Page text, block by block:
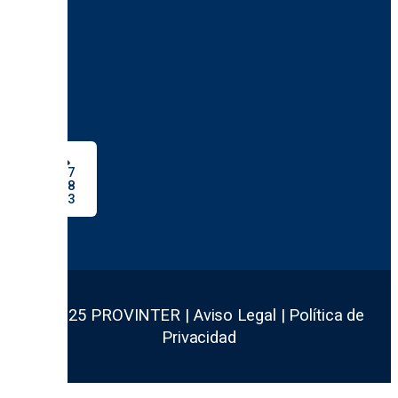
607
488
743
© 2025 PROVINTER | Aviso Legal | Política de
Privacidad